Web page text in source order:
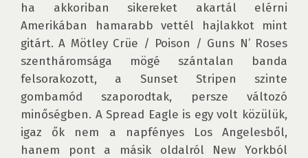
ha akkoriban sikereket akartál elérni
Amerikában hamarabb vettél hajlakkot mint
gitárt. A Mötley Crüe / Poison / Guns N’ Roses
szentháromsága mögé szántalan banda
felsorakozott, a Sunset Stripen szinte
gombamód szaporodtak, persze változó
minőségben. A Spread Eagle is egy volt közülük,
igaz ők nem a napfényes Los Angelesből,
hanem pont a másik oldalról New Yorkból